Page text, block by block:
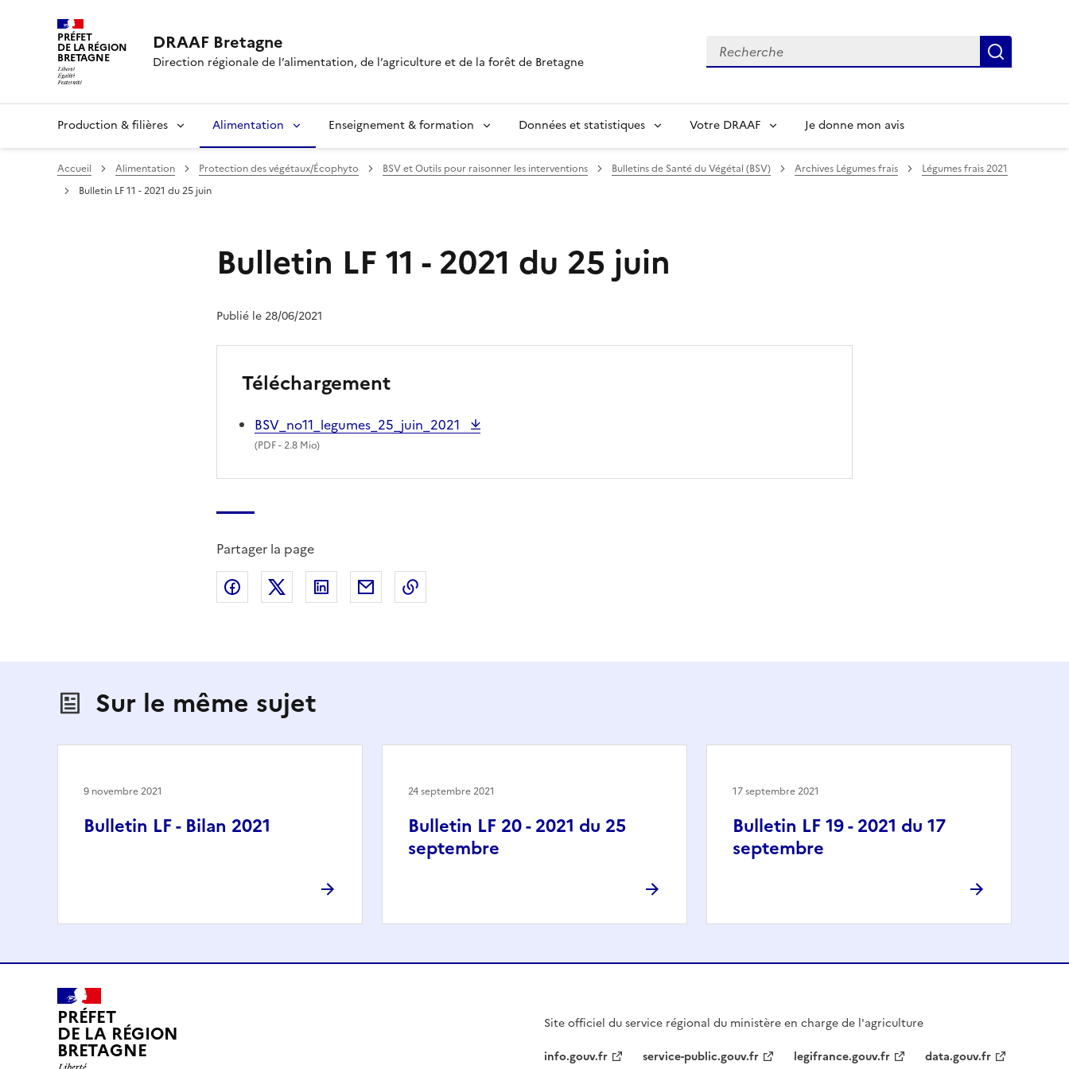
PRÉFET
DE LA RÉGION
BRETAGNE
DRAAF Bretagne
Direction régionale de l’alimentation, de l’agriculture et de la forêt de Bretagne
Recherche
Production & filières Alimentation Enseignement & formation Données et statistiques Votre DRAAF Je donne mon avis
Accueil Alimentation Protection des végétaux/Écophyto BSV et Outils pour raisonner les interventions Bulletins de Santé du Végétal (BSV) Archives Légumes frais
Légumes frais 2021
Bulletin LF 11 - 2021 du 25 juin
Bulletin LF 11 - 2021 du 25 juin
Publié le 28/06/2021
Téléchargement
BSV_no11_legumes_25_juin_2021
(PDF- 2.8 Mio)
Partager la page
Partager sur Facebook
Partager sur X (anciennement Twitter)
Partager sur LinkedIn
Partager par email
Sur le même sujet
Bulletin LF - Bilan 2021
9 novembre 2021
Bulletin LF 20 - 2021 du 25
septembre
24 septembre 2021
Bulletin LF 19 - 2021 du 17
septembre
17 septembre 2021
PRÉFET
DE LA RÉGION
BRETAGNE
Site officiel du service régional du ministère en charge de l'agriculture
info.gouv.fr
service-public.gouv.fr legifrance.gouv.fr data.gouv.fr